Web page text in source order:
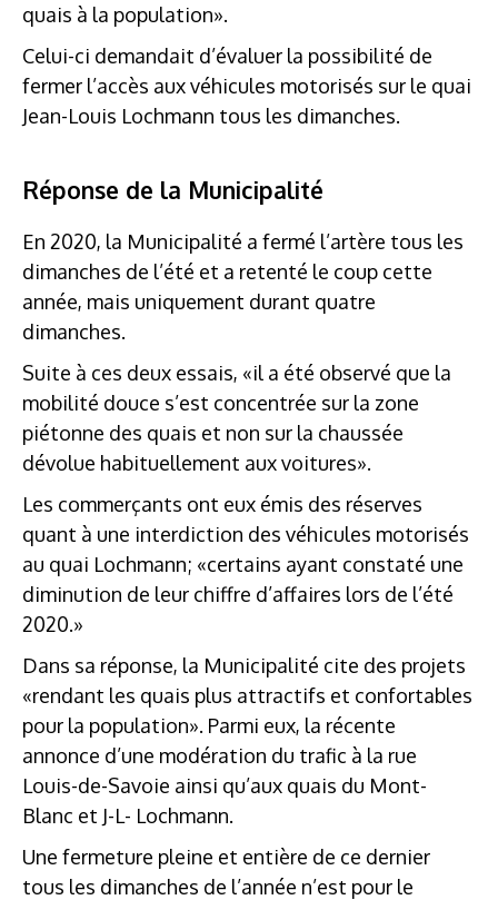
quais à la population».
Celui-ci demandait d’évaluer la possibilité de
fermer l’accès aux véhicules motorisés sur le quai
Jean-Louis Lochmann tous les dimanches.
Réponse de la Municipalité
En 2020, la Municipalité a fermé l’artère tous les
dimanches de l’été et a retenté le coup cette
année, mais uniquement durant quatre
dimanches.
Suite à ces deux essais, «il a été observé que la
mobilité douce s’est concentrée sur la zone
piétonne des quais et non sur la chaussée
dévolue habituellement aux voitures».
Les commerçants ont eux émis des réserves
quant à une interdiction des véhicules motorisés
au quai Lochmann; «certains ayant constaté une
diminution de leur chiffre d’affaires lors de l’été
2020.»
Dans sa réponse, la Municipalité cite des projets
«rendant les quais plus attractifs et confortables
pour la population». Parmi eux, la récente
annonce d’une modération du trafic à la rue
Louis-de-Savoie ainsi qu’aux quais du Mont-
Blanc et J-L- Lochmann.
Une fermeture pleine et entière de ce dernier
tous les dimanches de l’année n’est pour le